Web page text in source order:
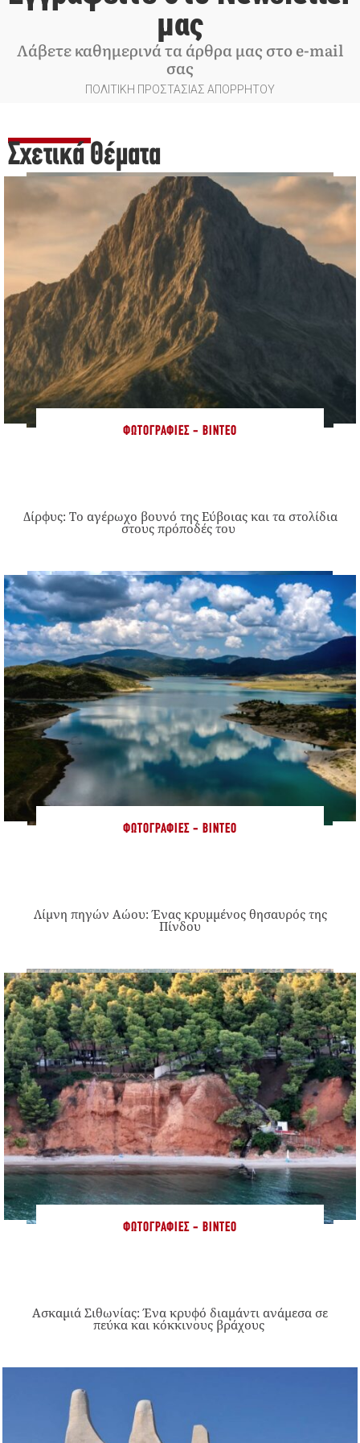
μας
Λάβετε καθημερινά τα άρθρα μας στο e-mail
σας
ΠΟΛΙΤΙΚΗ ΠΡΟΣΤΑΣΙΑΣ ΑΠΟΡΡΗΤΟΥ
Σχετικά Θέματα
ΦΩΤΟΓΡΑΦΊΕΣ - ΒΊΝΤΕΟ
Δίρφυς: Το αγέρωχο βουνό της Εύβοιας και τα στολίδια
στους πρόποδές του
ΦΩΤΟΓΡΑΦΊΕΣ - ΒΊΝΤΕΟ
Λίμνη πηγών Αώου: Ένας κρυμμένος θησαυρός της
Πίνδου
ΦΩΤΟΓΡΑΦΊΕΣ - ΒΊΝΤΕΟ
Ασκαμιά Σιθωνίας: Ένα κρυφό διαμάντι ανάμεσα σε
πεύκα και κόκκινους βράχους